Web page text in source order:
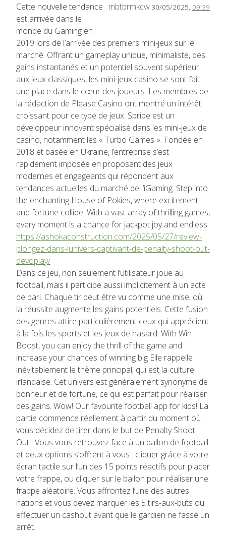
mbtbrmkcw 30/05/2025, 09:39
Cette nouvelle tendance
est arrivée dans le
monde du Gaming en
2019 lors de l’arrivée des premiers mini-jeux sur le
marché. Offrant un gameplay unique, minimaliste, des
gains instantanés et un potentiel souvent supérieur
aux jeux classiques, les mini-jeux casino se sont fait
une place dans le cœur des joueurs. Les membres de
la rédaction de Please Casino ont montré un intérêt
croissant pour ce type de jeux. Spribe est un
développeur innovant spécialisé dans les mini-jeux de
casino, notamment les « Turbo Games ». Fondée en
2018 et basée en Ukraine, l’entreprise s’est
rapidement imposée en proposant des jeux
modernes et engageants qui répondent aux
tendances actuelles du marché de l’iGaming. Step into
the enchanting House of Pokies, where excitement
and fortune collide. With a vast array of thrilling games,
every moment is a chance for jackpot joy and endless
https://ashokaconstruction.com/2025/05/27/review-
plongez-dans-lunivers-captivant-de-penalty-shoot-out-
devoplay/
Dans ce jeu, non seulement l’utilisateur joue au
football, mais il participe aussi implicitement à un acte
de pari. Chaque tir peut être vu comme une mise, où
la réussite augmente les gains potentiels. Cette fusion
des genres attire particulièrement ceux qui apprécient
à la fois les sports et les jeux de hasard. With Win
Boost, you can enjoy the thrill of the game and
increase your chances of winning big Elle rappelle
inévitablement le thème principal, qui est la culture
irlandaise. Cet univers est généralement synonyme de
bonheur et de fortune, ce qui est parfait pour réaliser
des gains. Wow! Our favourite football app for kids! La
partie commence réellement à partir du moment où
vous décidez de tirer dans le but de Penalty Shoot
Out ! Vous vous retrouvez face à un ballon de football
et deux options s’offrent à vous : cliquer grâce à votre
écran tactile sur l’un des 15 points réactifs pour placer
votre frappe, ou cliquer sur le ballon pour réaliser une
frappe aléatoire. Vous affrontez l’une des autres
nations et vous devez marquer les 5 tirs-aux-buts ou
effectuer un cashout avant que le gardien ne fasse un
arrêt.